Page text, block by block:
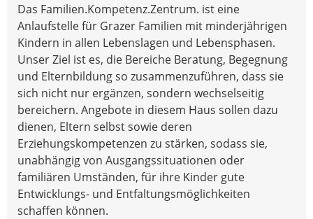
Das Familien.Kompetenz.Zentrum. ist eine
Anlaufstelle für Grazer Familien mit minderjährigen
Kindern in allen Lebenslagen und Lebensphasen.
Unser Ziel ist es, die Bereiche Beratung, Begegnung
und Elternbildung so zusammenzuführen, dass sie
sich nicht nur ergänzen, sondern wechselseitig
bereichern. Angebote in diesem Haus sollen dazu
dienen, Eltern selbst sowie deren
Erziehungskompetenzen zu stärken, sodass sie,
unabhängig von Ausgangssituationen oder
familiären Umständen, für ihre Kinder gute
Entwicklungs- und Entfaltungsmöglichkeiten
schaffen können.